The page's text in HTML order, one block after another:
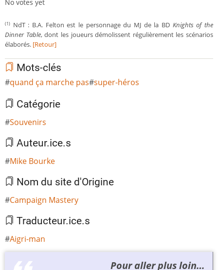
No votes yet
(1) NdT : B.A. Felton est le personnage du MJ de la BD Knights of the
Dinner Table, dont les joueurs démolissent régulièrement les scénarios
élaborés. [Retour]
Mots-clés
quand ça marche pas super-héros
Catégorie
Souvenirs
Auteur.ice.s
Mike Bourke
Nom du site d'Origine
Campaign Mastery
Traducteur.ice.s
Aigri-man
Pour aller plus loin…